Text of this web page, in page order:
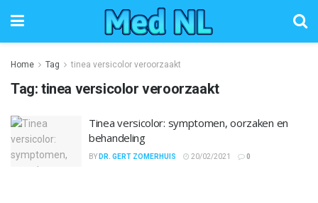
Home Tag tinea versicolor veroorzaakt
Tag: tinea versicolor veroorzaakt
Tinea versicolor: symptomen, oorzaken en
behandeling
BY DR. GERT ZOMERHUIS 20/02/2021 0